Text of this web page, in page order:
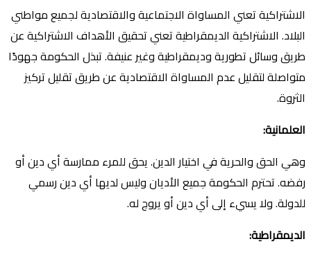
الاشتراكية تعني المساواة الاجتماعية والاقتصادية لجميع مواطني
البلاد. الاشتراكية الديمقراطية تعني تحقيق الأهداف الاشتراكية عن
طريق وسائل تطورية وديمقراطية وغير عنيفة. تبذل الحكومة جهودًا
متواصلة لتقليل عدم المساواة الاقتصادية عن طريق تقليل تركيز
الثروة.
العلمانية:
وهي الحق والحرية في اختيار الدين. يحق للمرء ممارسة أي دين أو
رفضه. تحترم الحكومة جميع الأديان وليس لديها أي دين رسمي
للدولة. ولا يسيء إلى أي دين أو يروج له.
الديمقراطية: